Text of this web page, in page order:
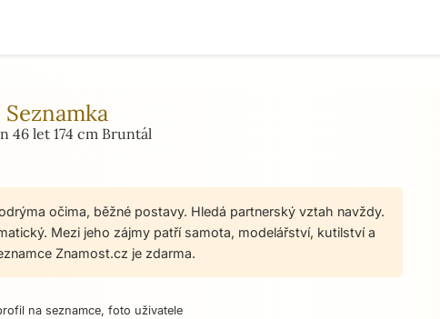
Seznamka
46 let 174 cm Bruntál
očima, běžné postavy. Hledá partnerský vztah navždy.
Mezi jeho zájmy patří samota, modelářství, kutilství a
Znamost.cz je zdarma.